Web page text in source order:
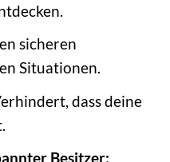
sicheren
Situationen.
dass deine
Besitzer: